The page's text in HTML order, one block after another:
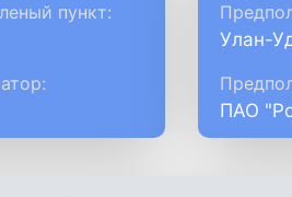
пункт:
Улан-
ПАО